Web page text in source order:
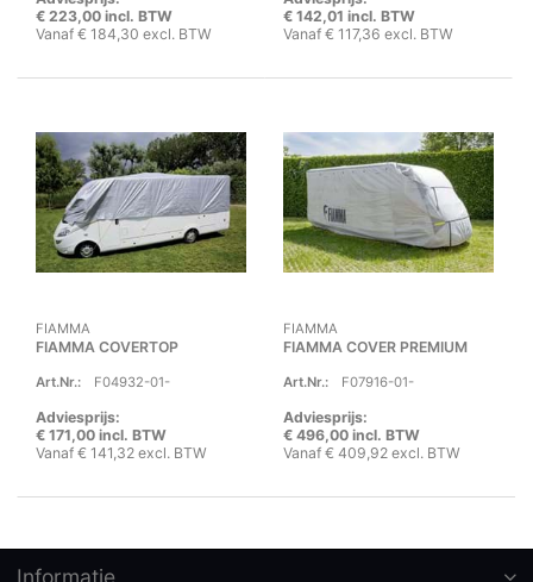
€ 223,00 incl. BTW
Vanaf € 184,30 excl. BTW
€ 142,01 incl. BTW
Vanaf € 117,36 excl. BTW
FIAMMA
FIAMMA COVERTOP
Art.Nr.: F04932-01-
Adviesprijs:
€ 171,00 incl. BTW
Vanaf € 141,32 excl. BTW
FIAMMA
FIAMMA COVER PREMIUM
Art.Nr.: F07916-01-
Adviesprijs:
€ 496,00 incl. BTW
Vanaf € 409,92 excl. BTW
Informatie